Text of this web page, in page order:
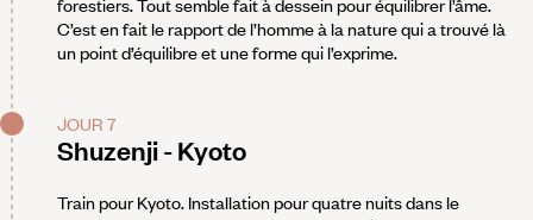
forestiers. Tout semble fait à dessein pour équilibrer l’âme.
C’est en fait le rapport de l’homme à la nature qui a trouvé là
un point d’équilibre et une forme qui l’exprime.
JOUR 7
Shuzenji - Kyoto
Train pour Kyoto. Installation pour quatre nuits dans le